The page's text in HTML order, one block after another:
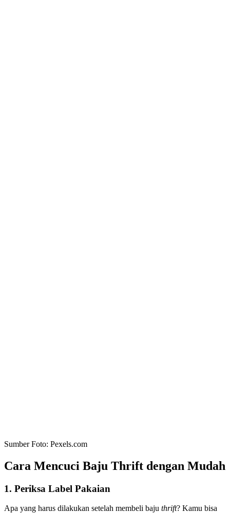
Sumber Foto: Pexels.com
Cara Mencuci Baju Thrift dengan Mudah
1. Periksa Label Pakaian
Apa yang harus dilakukan setelah membeli baju thrift? Kamu bisa